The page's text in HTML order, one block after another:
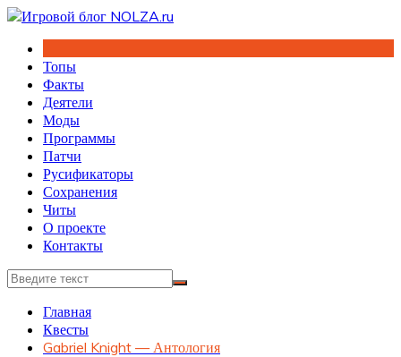
Перейти
содержимому
Топы
Факты
Деятели
Моды
Программы
Патчи
Русификаторы
Сохранения
Читы
О проекте
Контакты
Главная
Квесты
Gabriel Knight — Антология